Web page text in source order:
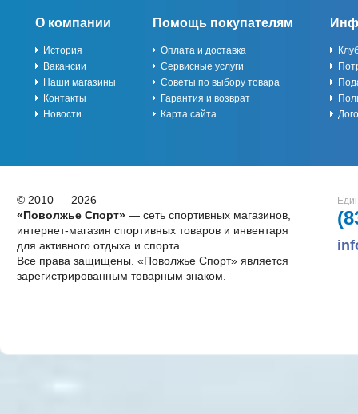
О компании
История
Вакансии
Наши магазины
Контакты
Новости
Помощь покупателям
Оплата и доставка
Сервисные услуги
Советы по выбору товара
Гарантия и возврат
Карта сайта
© 2010 — 2026
«Поволжье Спорт»— сеть спортивных магазинов,
интернет-магазин спортивных товаров и инвентаря
для активного отдыха и спорта
Все права защищены. «Поволжье Спорт» является
зарегистрированным товарным знаком.